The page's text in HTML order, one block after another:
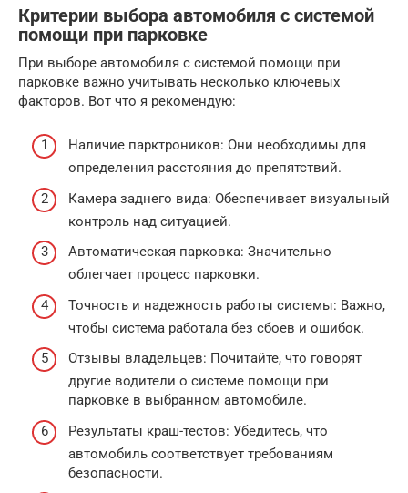
Критерии выбора автомобиля с системой
помощи при парковке
При выборе автомобиля с системой помощи при
парковке важно учитывать несколько ключевых
факторов. Вот что я рекомендую:
Наличие парктроников: Они необходимы для
определения расстояния до препятствий.
Камера заднего вида: Обеспечивает визуальный
контроль над ситуацией.
Автоматическая парковка: Значительно
облегчает процесс парковки.
Точность и надежность работы системы: Важно,
чтобы система работала без сбоев и ошибок.
Отзывы владельцев: Почитайте, что говорят
другие водители о системе помощи при
парковке в выбранном автомобиле.
Результаты краш-тестов: Убедитесь, что
автомобиль соответствует требованиям
безопасности.